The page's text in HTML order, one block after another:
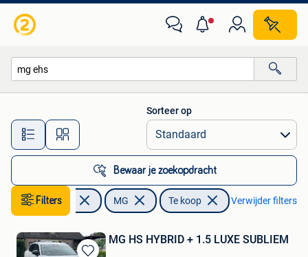
Alle afstanden…
Sorteer op
Bewaar je zoekopdracht
Filters
Auto's MG Te koop Verwijder filters
MG HS HYBRID + 1.5 LUXE SUBLIEM